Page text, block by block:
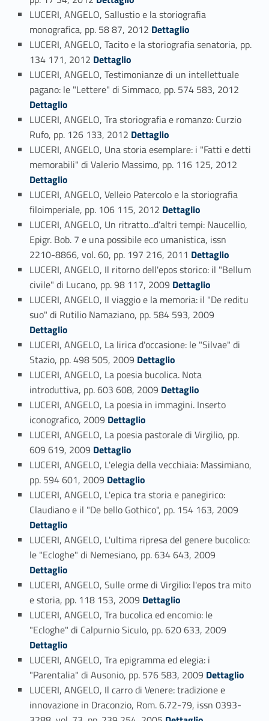
LUCERI, ANGELO, Sallustio e la storiografia
monografica, pp. 58 87, 2012 Link identifier #identifier_person_82272-82
Dettaglio
LUCERI, ANGELO, Tacito e la storiografia senatoria, pp.
134 171, 2012 Link identifier #identifier_person_138204-83
Dettaglio
LUCERI, ANGELO, Testimonianze di un intellettuale
pagano: le "Lettere" di Simmaco, pp. 574 583, 2012
Dettaglio
LUCERI, ANGELO, Tra storiografia e romanzo: Curzio
Rufo, pp. 126 133, 2012 Link identifier #identifier_person_136162-85
Dettaglio
LUCERI, ANGELO, Una storia esemplare: i "Fatti e detti
memorabili" di Valerio Massimo, pp. 116 125, 2012
Dettaglio
LUCERI, ANGELO, Velleio Patercolo e la storiografia
filoimperiale, pp. 106 115, 2012 Link identifier #identifier_person_141099-87
Dettaglio
LUCERI, ANGELO, Un ritratto...d’altri tempi: Naucellio,
Epigr. Bob. 7 e una possibile eco umanistica, issn
2210-8866, vol. 60, pp. 197 216, 2011 Link identifier #identifier_person_43099-88
Dettaglio
LUCERI, ANGELO, Il ritorno dell'epos storico: il "Bellum
civile" di Lucano, pp. 98 117, 2009 Link identifier #identifier_person_104568-89
Dettaglio
LUCERI, ANGELO, Il viaggio e la memoria: il "De reditu
suo" di Rutilio Namaziano, pp. 584 593, 2009
Dettaglio
LUCERI, ANGELO, La lirica d'occasione: le "Silvae" di
Stazio, pp. 498 505, 2009 Link identifier #identifier_person_192266-91
Dettaglio
LUCERI, ANGELO, La poesia bucolica. Nota
introduttiva, pp. 603 608, 2009 Link identifier #identifier_person_150652-92
Dettaglio
LUCERI, ANGELO, La poesia in immagini. Inserto
iconografico, 2009 Link identifier #identifier_person_186635-93
Dettaglio
LUCERI, ANGELO, La poesia pastorale di Virgilio, pp.
609 619, 2009 Link identifier #identifier_person_12328-94
Dettaglio
LUCERI, ANGELO, L'elegia della vecchiaia: Massimiano,
pp. 594 601, 2009 Link identifier #identifier_person_168606-95
Dettaglio
LUCERI, ANGELO, L'epica tra storia e panegirico:
Claudiano e il "De bello Gothico", pp. 154 163, 2009
Dettaglio
LUCERI, ANGELO, L'ultima ripresa del genere bucolico:
le "Ecloghe" di Nemesiano, pp. 634 643, 2009
Dettaglio
LUCERI, ANGELO, Sulle orme di Virgilio: l'epos tra mito
e storia, pp. 118 153, 2009 Link identifier #identifier_person_174014-98
Dettaglio
LUCERI, ANGELO, Tra bucolica ed encomio: le
"Ecloghe" di Calpurnio Siculo, pp. 620 633, 2009
Dettaglio
LUCERI, ANGELO, Tra epigramma ed elegia: i
"Parentalia" di Ausonio, pp. 576 583, 2009 Link identifier #identifier_person_154355-100
Dettaglio
LUCERI, ANGELO, Il carro di Venere: tradizione e
innovazione in Draconzio, Rom. 6.72-79, issn 0393-
Link identifier #identifier_person_101185-101